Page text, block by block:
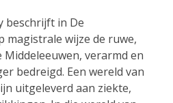
beschrijft in De
magistrale wijze de ruwe,
Middeleeuwen, verarmd en
bedreigd. Een wereld van
uitgeleverd aan ziekte,